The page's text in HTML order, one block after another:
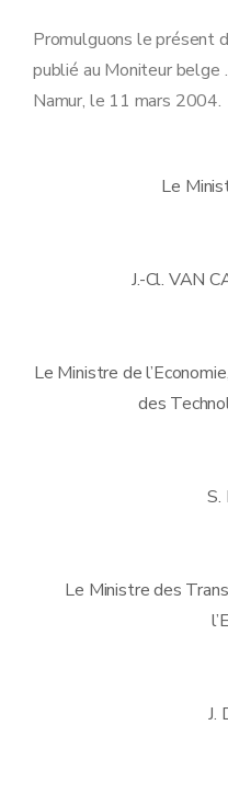
Promulguons le présent
publié au Moniteur belge .
Namur, le 11 mars 2004.
Le
J.-Cl. VAN
Le Ministre de
des
S.
Le Ministre des
J.